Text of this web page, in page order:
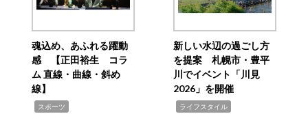
魂込め、あふれる躍動
感 【正田裕生 コラ
ム 直線・曲線・斜め
線】
スポーツ
新しい水辺の過ごし方
を提案 札幌市・豊平
川でイベント「川見
2026」を開催
ライフスタイル